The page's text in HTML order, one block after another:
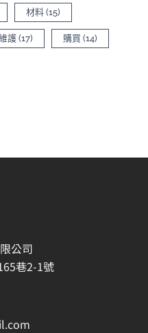
材料 (15)
護 (17) 購買 (14)
公司
巷2-1號